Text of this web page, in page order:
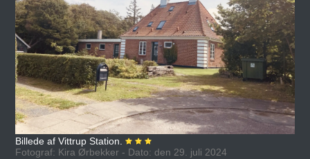
Billede af Vittrup Station.
Fotograf: Kira Ørbekker - Dato: den 29. juli 2024